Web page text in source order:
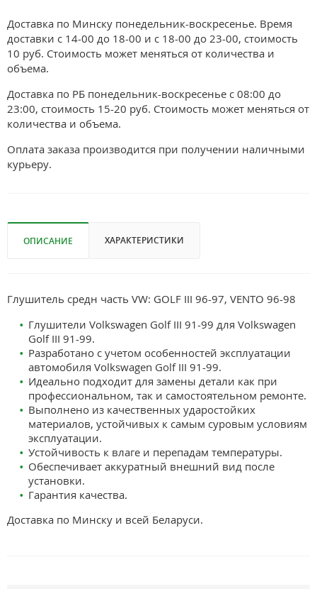
Доставка по Минску понедельник-воскресенье. Время
доставки с 14-00 до 18-00 и с 18-00 до 23-00, стоимость
10 руб. Стоимость может меняться от количества и
объема.
Доставка по РБ понедельник-воскресенье с 08:00 до
23:00, стоимость 15-20 руб. Стоимость может меняться от
количества и объема.
Оплата заказа производится при получении наличными
курьеру.
ОПИСАНИЕ ХАРАКТЕРИСТИКИ
Глушитель средн часть VW: GOLF III 96-97, VENTO 96-98
Глушители Volkswagen Golf III 91-99 для Volkswagen
Golf III 91-99.
Разработано с учетом особенностей эксплуатации
автомобиля Volkswagen Golf III 91-99.
Идеально подходит для замены детали как при
профессиональном, так и самостоятельном ремонте.
Выполнено из качественных ударостойких
материалов, устойчивых к самым суровым условиям
эксплуатации.
Устойчивость к влаге и перепадам температуры.
Обеспечивает аккуратный внешний вид после
установки.
Гарантия качества.
Доставка по Минску и всей Беларуси.